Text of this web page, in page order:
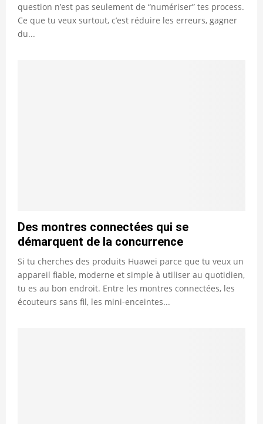
question n’est pas seulement de “numériser” tes process.
Ce que tu veux surtout, c’est réduire les erreurs, gagner
du...
Des montres connectées qui se
démarquent de la concurrence
Si tu cherches des produits Huawei parce que tu veux un
appareil fiable, moderne et simple à utiliser au quotidien,
tu es au bon endroit. Entre les montres connectées, les
écouteurs sans fil, les mini-enceintes...